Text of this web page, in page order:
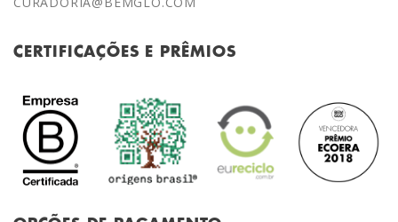
CERTIFICAÇÕES E PRÊMIOS